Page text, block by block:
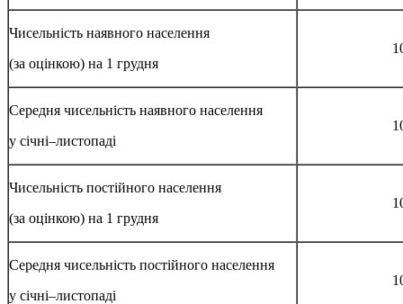
Чисельність наявного населення
(за оцінкою) на 1 грудня
Середня чисельність наявного населення
у січні–листопаді
Чисельність постійного населення
(за оцінкою) на 1 грудня
Середня чисельність постійного населення
у січні–листопаді